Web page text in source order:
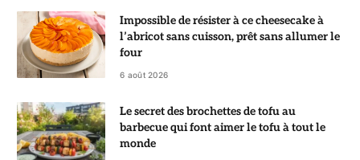
Impossible de résister à ce cheesecake à
l’abricot sans cuisson, prêt sans allumer le
four
6 août 2026
Le secret des brochettes de tofu au
barbecue qui font aimer le tofu à tout le
monde